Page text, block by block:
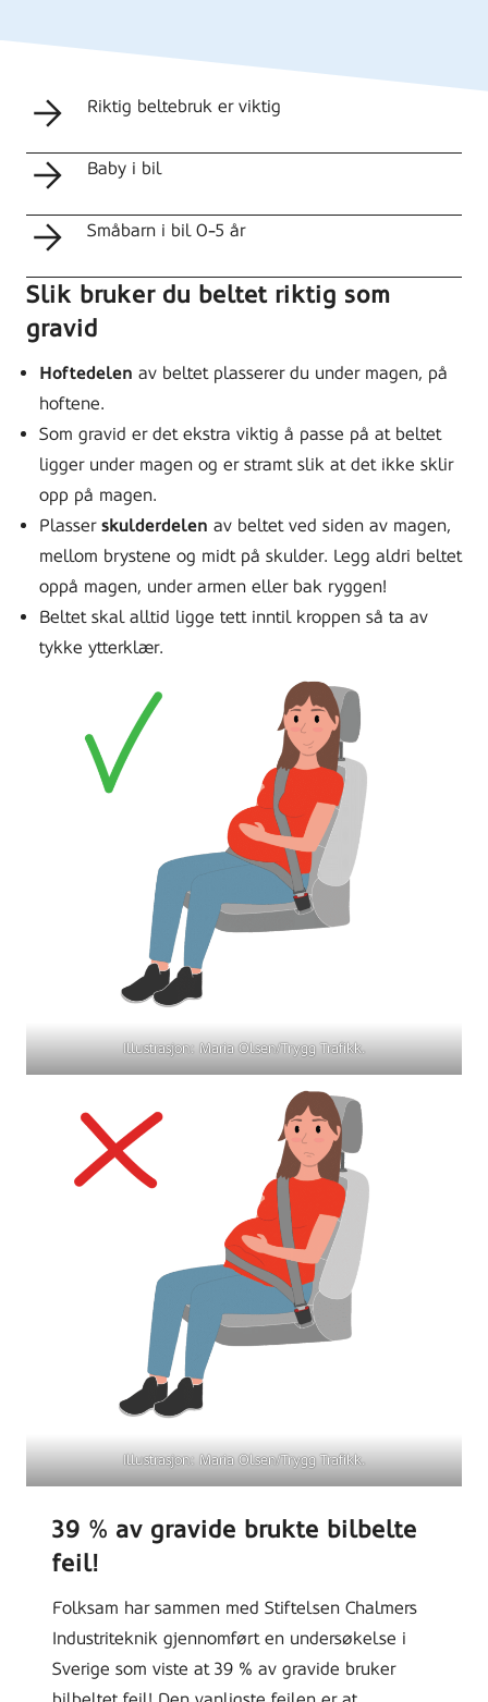
Riktig beltebruk er viktig
Baby i bil
Småbarn i bil 0-5 år
Slik bruker du beltet riktig som
gravid
Hoftedelen av beltet plasserer du under magen, på
hoftene.
Som gravid er det ekstra viktig å passe på at beltet
ligger under magen og er stramt slik at det ikke sklir
opp på magen.
Plasser skulderdelen av beltet ved siden av magen,
mellom brystene og midt på skulder. Legg aldri beltet
oppå magen, under armen eller bak ryggen!
Beltet skal alltid ligge tett inntil kroppen så ta av
tykke ytterklær.
Illustrasjon: Maria Olsen/Trygg Trafikk.
Illustrasjon: Maria Olsen/Trygg Trafikk.
39 % av gravide brukte bilbelte
feil!
Folksam har sammen med Stiftelsen Chalmers
Industriteknik gjennomført en undersøkelse i
Sverige som viste at 39 % av gravide bruker